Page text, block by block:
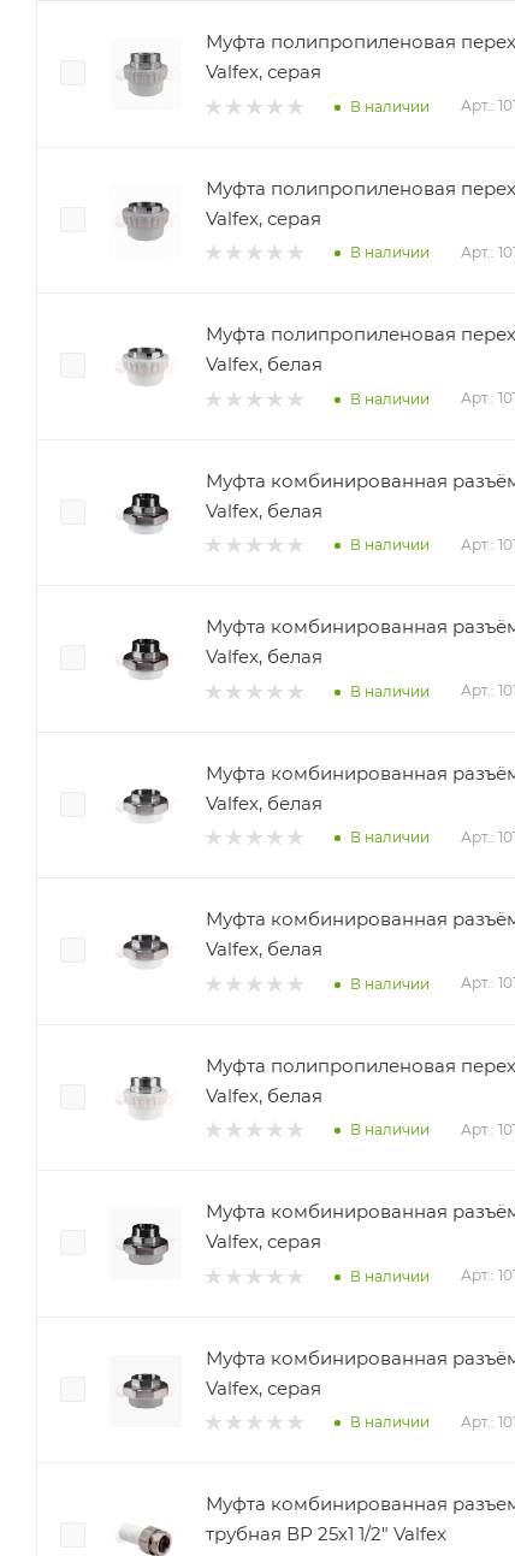
Муфта полипропиленовая
Valfex, серая
В наличии Арт.:
Муфта полипропиленовая
Valfex, серая
В наличии Арт.:
Муфта полипропиленовая
Valfex, белая
В наличии Арт.:
Муфта комбинированная
Valfex, белая
В наличии Арт.:
Муфта комбинированная
Valfex, белая
В наличии Арт.:
Муфта комбинированная
Valfex, белая
В наличии Арт.:
Муфта комбинированная
Valfex, белая
В наличии Арт.:
Муфта полипропиленовая
Valfex, белая
В наличии Арт.:
Муфта комбинированная
Valfex, серая
В наличии Арт.:
Муфта комбинированная
Valfex, серая
В наличии Арт.:
Муфта комбинированная
трубная ВР 25х1 1/2" Valfex